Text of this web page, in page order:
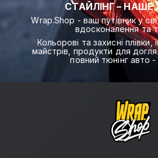
СТАЙЛІНГ –
Wrap.Shop - ваш путівник у
вдосконалення та
Кольорові та захисні
майстрів, продукти для
повний тюнінг авто -